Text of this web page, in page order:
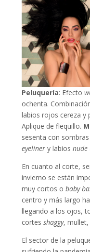
Peluquería: Efecto
ochenta.
labios rojos cereza y
Aplique de flequillo.
sesenta con
eyelinery labios nude
En cuanto al corte,
invierno se están
muy cortos o baby
centro y más largo
llegando a los ojos,
cortes shaggy, mullet,
El sector de la